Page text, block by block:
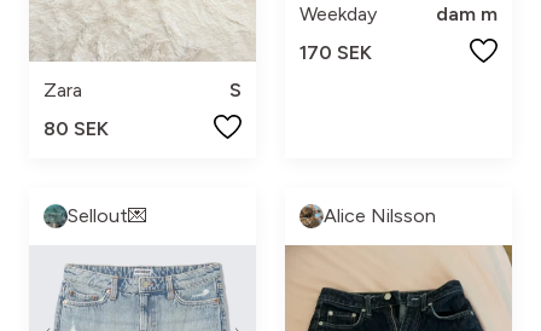
Zara
S
80 SEK
Weekday
dam m
170 SEK
Sellout💌 Alice Nilsson